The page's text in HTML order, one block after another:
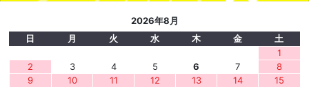
2026年8月
日
月 火 水 木 金
土
1
2
3 4 5 6 7
8
9
10 11 12 13 14
15